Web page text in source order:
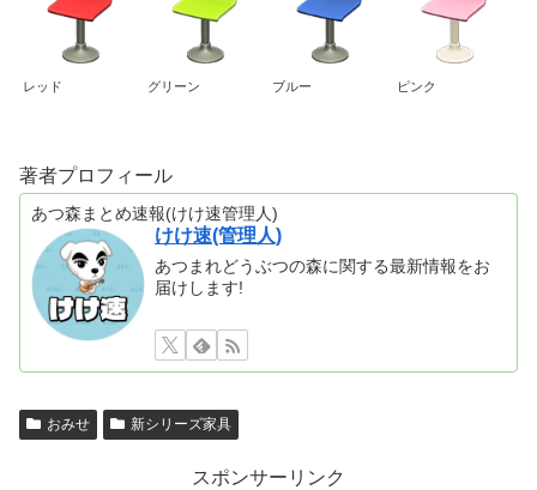
レッド グリーン ブルー ピンク
著者プロフィール
あつ森まとめ速報(けけ速管理人)
けけ速(管理人)
あつまれどうぶつの森に関する最新情報をお
届けします!
おみせ 新シリーズ家具
スポンサーリンク